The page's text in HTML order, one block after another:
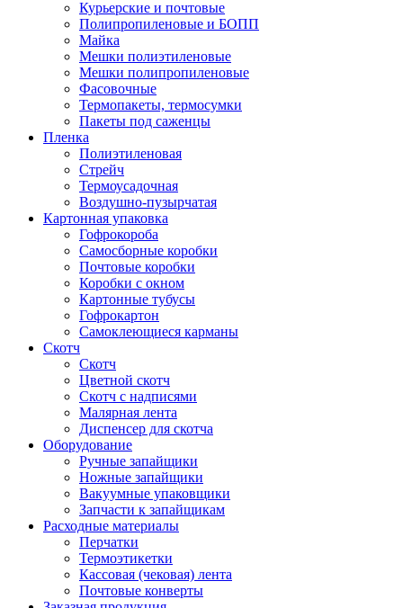
Курьерские и почтовые
Полипропиленовые и БОПП
Майка
Мешки полиэтиленовые
Мешки полипропиленовые
Фасовочные
Термопакеты, термосумки
Пакеты под саженцы
Пленка
Полиэтиленовая
Стрейч
Термоусадочная
Воздушно-пузырчатая
Картонная упаковка
Гофрокороба
Самосборные коробки
Почтовые коробки
Коробки с окном
Картонные тубусы
Гофрокартон
Самоклеющиеся карманы
Скотч
Скотч
Цветной скотч
Скотч с надписями
Малярная лента
Диспенсер для скотча
Оборудование
Ручные запайщики
Ножные запайщики
Вакуумные упаковщики
Запчасти к запайщикам
Расходные материалы
Перчатки
Термоэтикетки
Кассовая (чековая) лента
Почтовые конверты